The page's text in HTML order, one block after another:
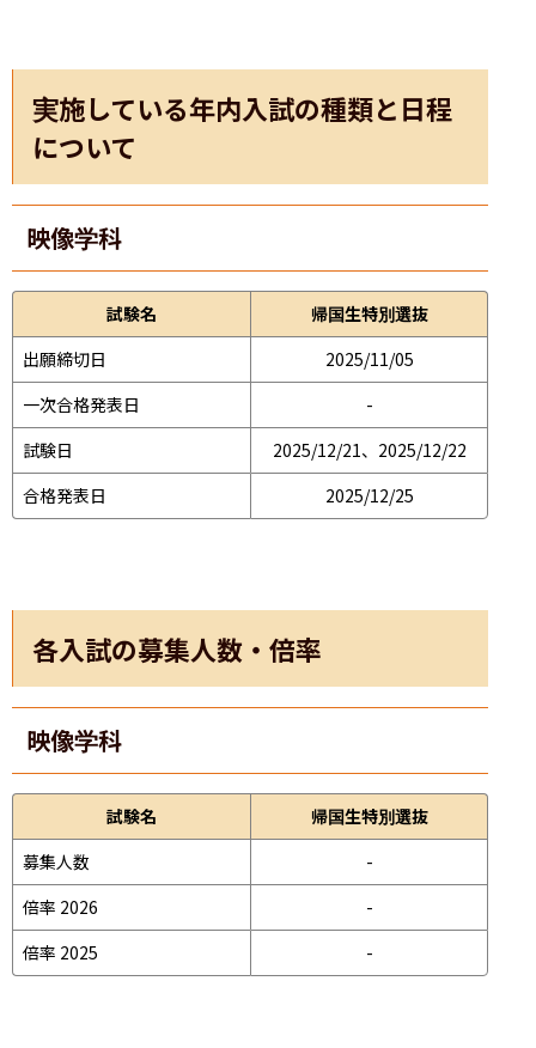
実施している年内入試の種類と日程
について
映像学科
試験名
帰国生特別選抜
出願締切日
2025/11/05
一次合格発表日
-
試験日
2025/12/21、2025/12/22
合格発表日
2025/12/25
各入試の募集人数・倍率
映像学科
試験名
帰国生特別選抜
募集人数
-
倍率 2026
-
倍率 2025
-